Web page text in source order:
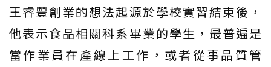
王睿豐創業的想法起源於學校實習結束後，
他表示食品相關科系畢業的學生，最普遍是
當作業員在產線上工作，或者從事品質管